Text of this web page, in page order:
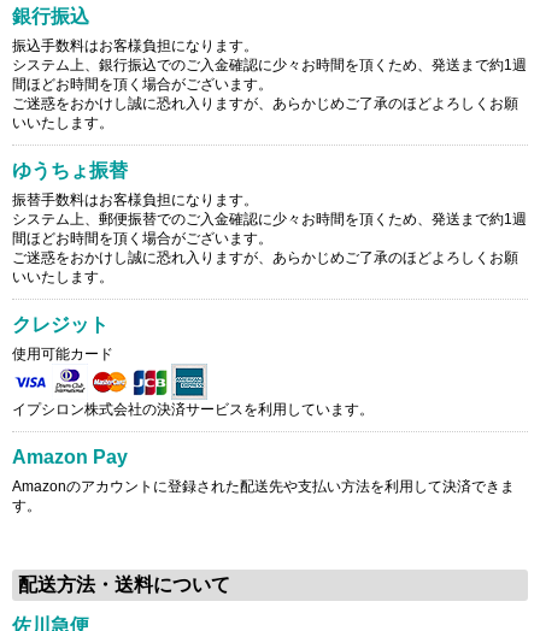
銀行振込
振込手数料はお客様負担になります。
システム上、銀行振込でのご入金確認に少々お時間を頂くため、発送まで約1週
間ほどお時間を頂く場合がございます。
ご迷惑をおかけし誠に恐れ入りますが、あらかじめご了承のほどよろしくお願
いいたします。
ゆうちょ振替
振替手数料はお客様負担になります。
システム上、郵便振替でのご入金確認に少々お時間を頂くため、発送まで約1週
間ほどお時間を頂く場合がございます。
ご迷惑をおかけし誠に恐れ入りますが、あらかじめご了承のほどよろしくお願
いいたします。
クレジット
使用可能カード
イプシロン株式会社の決済サービスを利用しています。
Amazon Pay
Amazonのアカウントに登録された配送先や支払い方法を利用して決済できま
す。
配送方法・送料について
佐川急便